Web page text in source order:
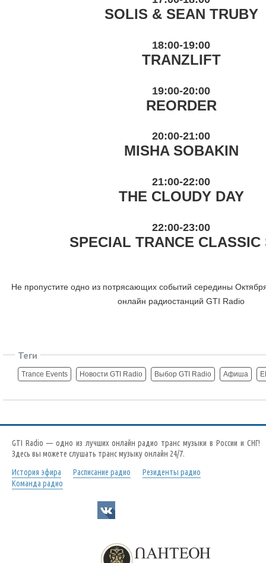
SOLIS & SEAN TRUBY
18:00-19:00
TRANZLIFT
19:00-20:00
REORDER
20:00-21:00
MISHA SOBAKIN
21:00-22:00
THE CLOUDY DAY
22:00-23:00
SPECIAL TRANCE CLASSIC
Не пропустите одно из потрясающих событий середины
онлайн радиостанций GTI Radio
Теги
Trance Events Новости GTI Radio Выбор GTI Radio Афиша
GTI Radio — одно из лучших онлайн радио транс музыки в России и СНГ!
Здесь вы можете слушать транс музыку онлайн 24/7.
История эфира
Расписание радио
Резиденты радио
Команда радио